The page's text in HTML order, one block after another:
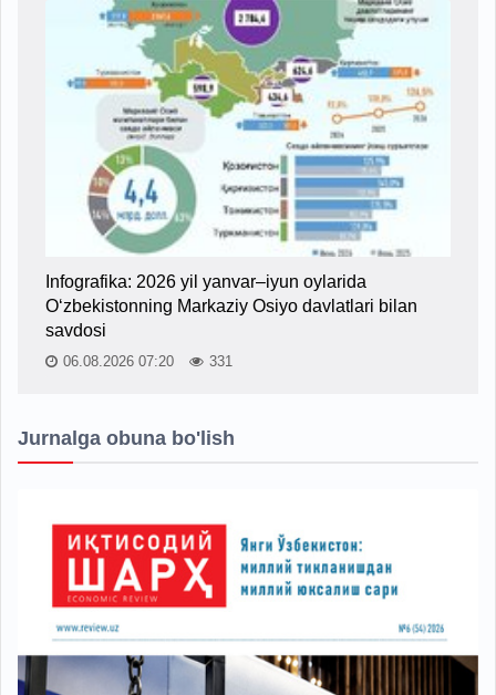
Infografika: 2026 yil yanvar–iyun oylarida
O‘zbekistonning Markaziy Osiyo davlatlari bilan
savdosi
06.08.2026 07:20 331
Jurnalga obuna bo'lish